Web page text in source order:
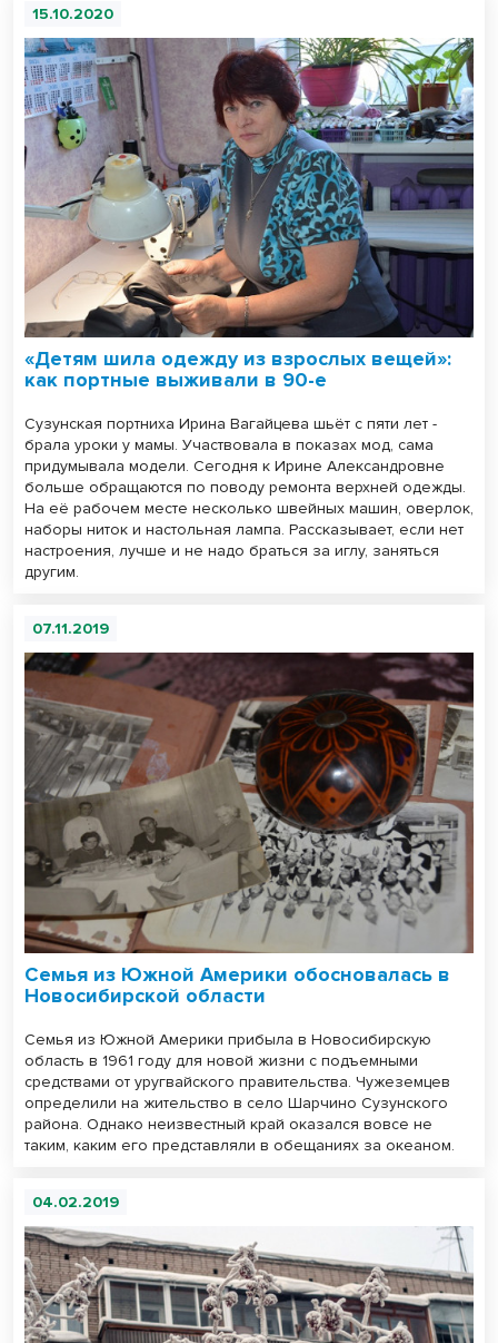
15.10.2020
«Детям шила одежду из взрослых вещей»:
как портные выживали в 90-е
Сузунская портниха Ирина Вагайцева шьёт с пяти лет -
брала уроки у мамы. Участвовала в показах мод, сама
придумывала модели. Сегодня к Ирине Александровне
больше обращаются по поводу ремонта верхней одежды.
На её рабочем месте несколько швейных машин, оверлок,
наборы ниток и настольная лампа. Рассказывает, если нет
настроения, лучше и не надо браться за иглу, заняться
другим.
07.11.2019
Семья из Южной Америки обосновалась в
Новосибирской области
Семья из Южной Америки прибыла в Новосибирскую
область в 1961 году для новой жизни с подъемными
средствами от уругвайского правительства. Чужеземцев
определили на жительство в село Шарчино Сузунского
района. Однако неизвестный край оказался вовсе не
таким, каким его представляли в обещаниях за океаном.
04.02.2019